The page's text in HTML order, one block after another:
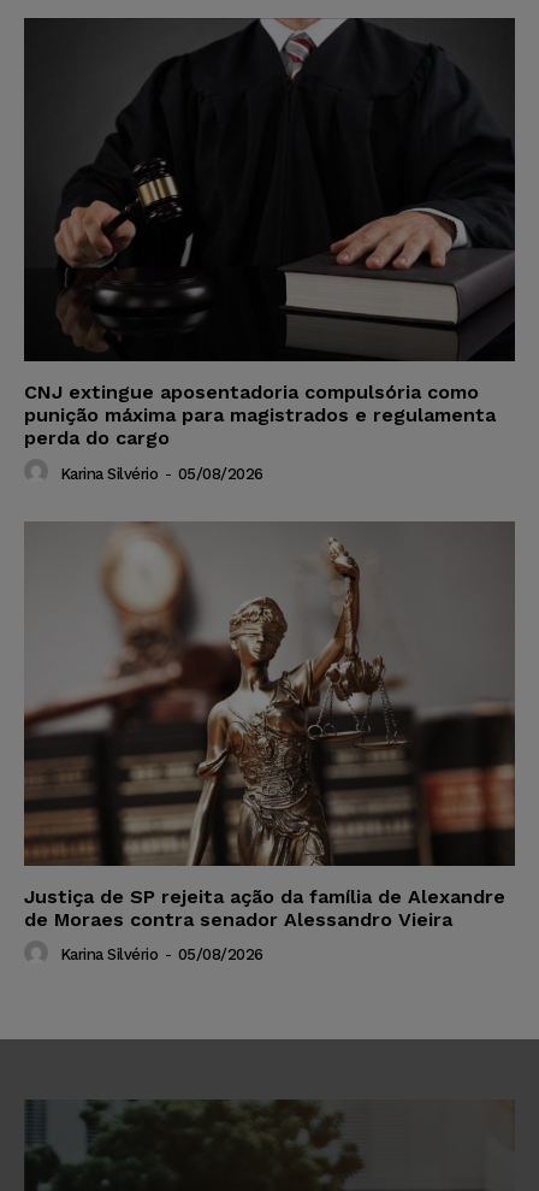
CNJ extingue aposentadoria compulsória como
punição máxima para magistrados e regulamenta
perda do cargo
Karina Silvério - 05/08/2026
Justiça de SP rejeita ação da família de Alexandre
de Moraes contra senador Alessandro Vieira
Karina Silvério - 05/08/2026